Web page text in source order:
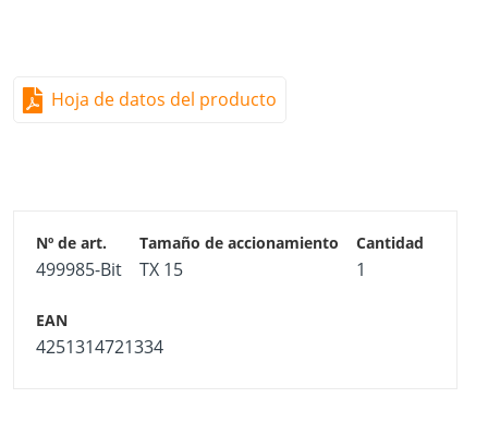
Hoja de datos del producto
499985-Bit TX 15 1
4251314721334